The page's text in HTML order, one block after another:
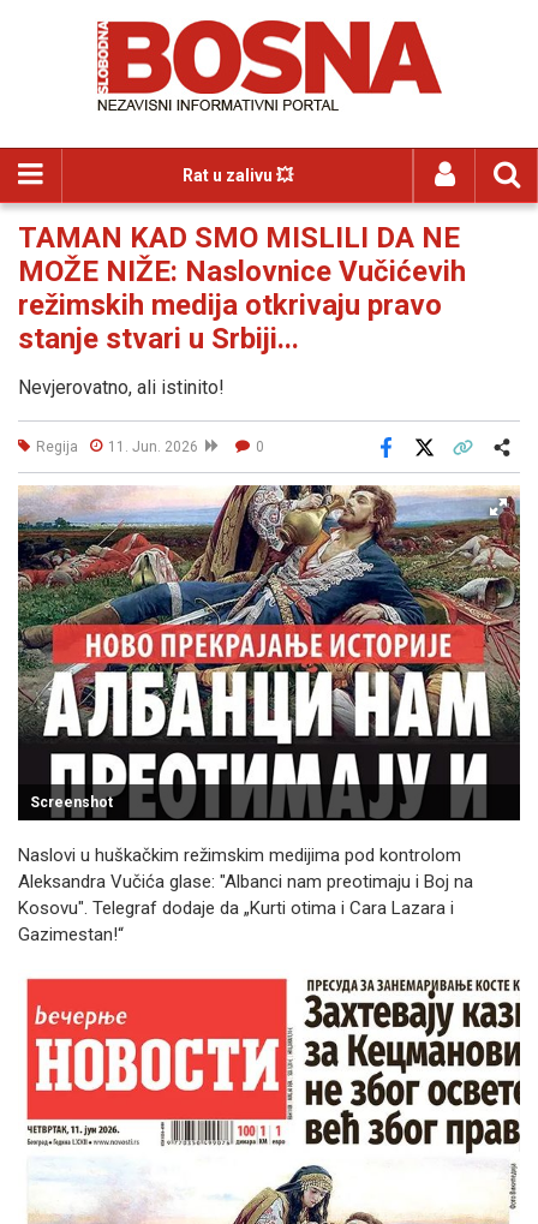
Rat u zalivu 💥
TAMAN KAD SMO MISLILI DA NE
MOŽE NIŽE: Naslovnice Vučićevih
režimskih medija otkrivaju pravo
stanje stvari u Srbiji...
Nevjerovatno, ali istinito!
Regija 11. Jun. 2026 0
Facebook
Screenshot
Naslovi u huškačkim režimskim medijima pod kontrolom
Aleksandra Vučića glase: "Albanci nam preotimaju i Boj na
Kosovu". Telegraf dodaje da „Kurti otima i Cara Lazara i
Gazimestan!“